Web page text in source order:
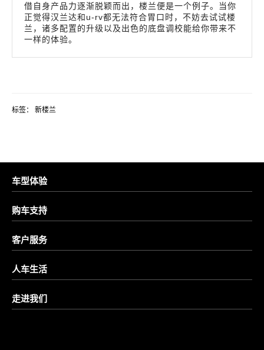
借自身产品力逐渐脱颖而出，楼兰便是一个例子。当你
正觉得汉兰达和u-rv都无法符合胃口时，不妨去试试楼
兰，诸多配置的升级以及出色的底盘调校能给你带来不
一样的体验。
标签： 新楼兰
车型体验
购车支持
客户服务
人车生活
走进我们